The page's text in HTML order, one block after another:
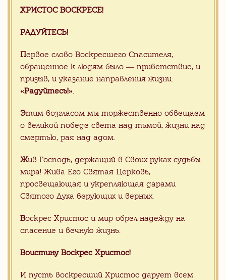
Все наши силы, знания и опыт мы
даже в далекой глубинке мог получить
заказ на свое имя прямо из Китая, -
без риска и проблем, связанных с
организацией международной
поставки прямо к вратам храма.
Хотите сделать заказ, но не
знаете с чего начать?
Отправьте заявку на консультацию с
Вашими пожелания. Мы с радостью
Вам поможем
ХРИСТОС ВОСКРЕСЕ!
РАДУЙТЕСЬ!
Первое слово Воскресшего Спасителя,
обращенное к людям было — приветствие, и
призыв, и указание направления жизни:
«Радуйтесь!»
Этим возгласом мы торжественно обвещаем
о великой победе света над тьмой, жизни над
смертью, рая над адом.
Жив Господь, держащий в Своих руках судьбы
мира! Жива Его Святая Церковь,
просвещающая и укрепляющая дарами
Святого Духа верующих и верных.
Воскрес Христос и мир обрел надежду на
спасение и вечную жизнь.
Воистину Воскрес Христос!
И пусть воскресший Христос дарует всем